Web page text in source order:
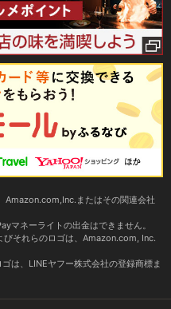
またはその関連会社
マネーライトの出金はできません。
それらのロゴは、Amazon.com, Inc.
は、LINEヤフー株式会社の登録商標ま